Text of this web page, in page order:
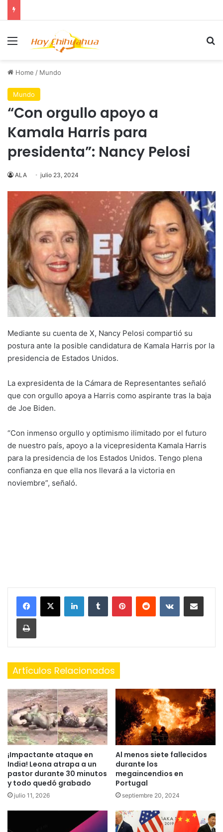
Menu
Home / Mundo
Mundo
“Con orgullo apoyo a
Kamala Harris para
presidenta”: Nancy Pelosi
ALA julio 23, 2024
Mediante su cuenta de X, Nancy Pelosi compartió su
postura ante la posible candidatura de Kamala Harris por la
presidencia de Estados Unidos.
La expresidenta de la Cámara de Representantes señaló
que con orgullo apoya a Harris como aspirante tras la baja
de Joe Biden.
“Con inmenso orgullo y optimismo ilimitado por el futuro
de nuestro país, apoyo a la vicepresidenta Kamala Harris
para la presidencia de los Estados Unidos. Tengo plena
confianza en que ella nos llevará a la victoria en
noviembre”, señaló.
LinkedInTumblr PinterestReddit VKontakteShare via Email
Print
Artículos Relacionados
¡Impactante ataque en
India! Leona atrapa a un
pastor durante 30 minutos
y todo quedó grabado
julio 11, 2026
Al menos siete fallecidos
durante los
megaincendios en
Portugal
septiembre 20, 2024